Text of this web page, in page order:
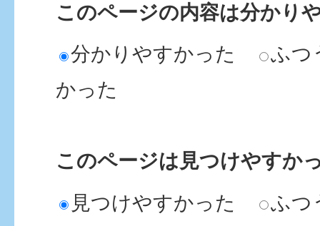
このページの内容は分かり
分かりやすかった
ふつ
かった
このページは見つけやすか
見つけやすかった
ふつ